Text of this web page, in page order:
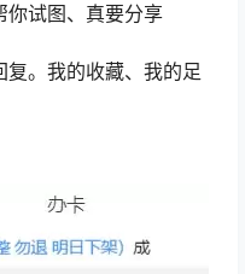
你试图、真要分享
。我的收藏、我的足